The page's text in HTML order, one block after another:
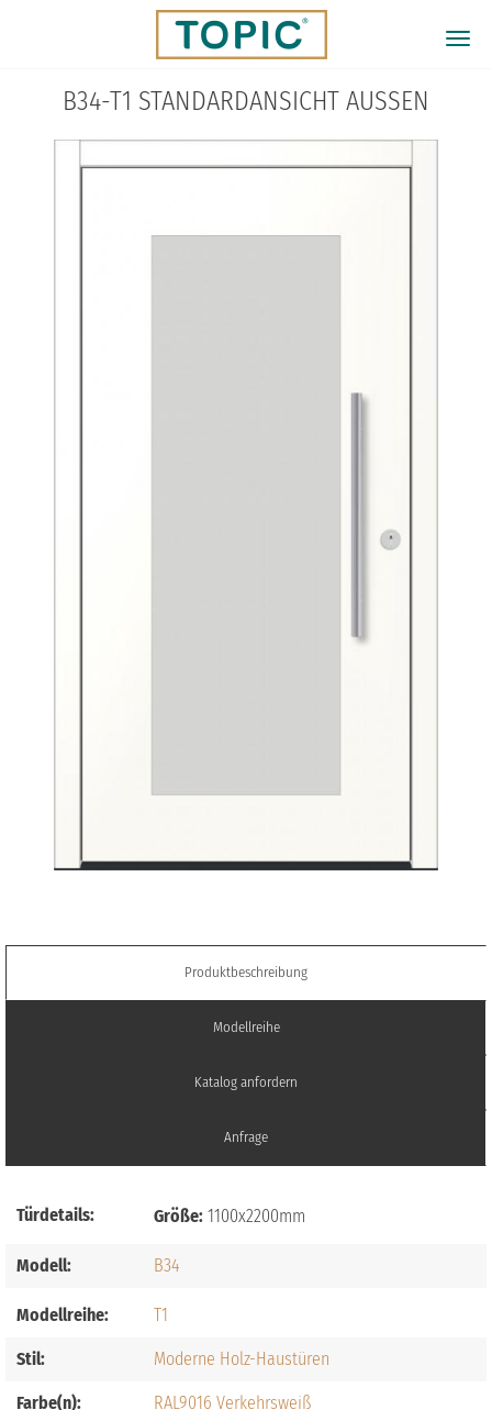
B34-T1 STANDARDANSICHT AUSSEN
Produktbeschreibung
Modellreihe
Katalog anfordern
Anfrage
Türdetails: Größe: 1100x2200mm
Modell: B34
Modellreihe: T1
Stil: Moderne Holz-Haustüren
Farbe(n): RAL9016 Verkehrsweiß